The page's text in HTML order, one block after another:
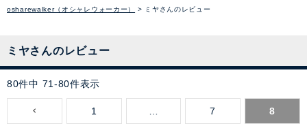
osharewalker（オシャレウォーカー） ミヤさんのレビュー
ミヤさんのレビュー
80件中 71 -80件表示
1 7 8